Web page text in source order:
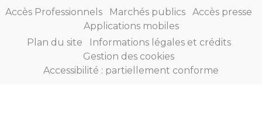
Accès Professionnels Marchés publics
Accès presse
Applications mobiles
Plan du site
Informations légales et crédits
Gestion des cookies
Accessibilité : partiellement conforme